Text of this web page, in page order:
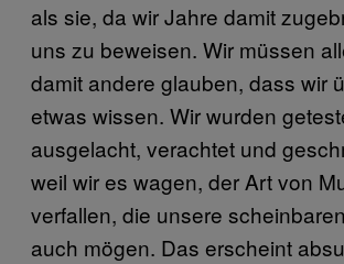
als sie, da wir Jahre damit
uns zu beweisen. Wir müssen
damit andere glauben, dass wir
etwas wissen. Wir wurden
ausgelacht, verachtet und
weil wir es wagen, der Art von
verfallen, die unsere
auch mögen. Das erscheint